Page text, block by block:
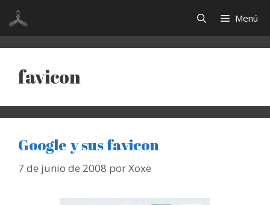
Saltar
contenido
Menú
favicon
Google y sus favicon
7 de junio de 2008 porXoxe